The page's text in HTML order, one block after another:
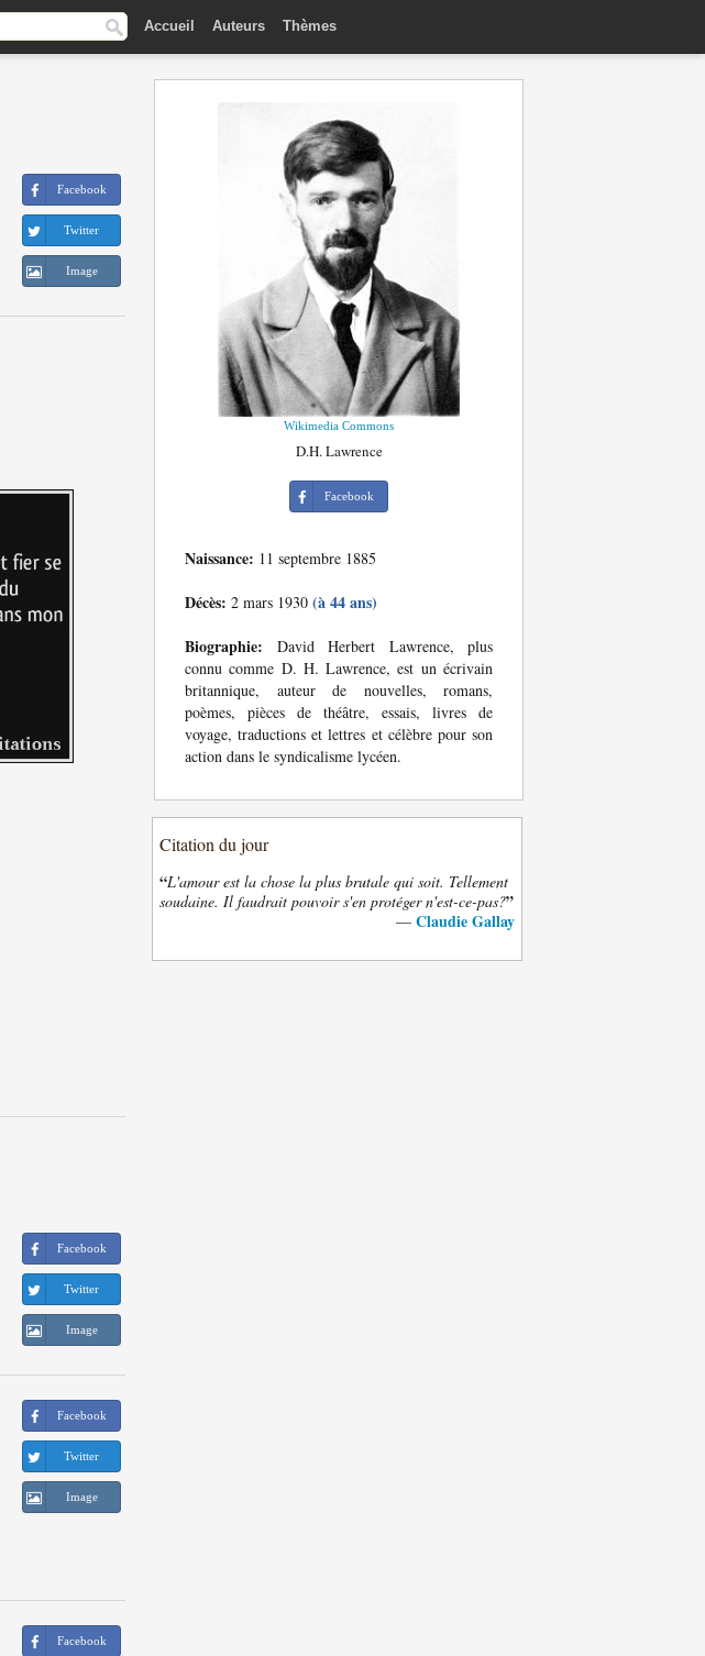
Accueil Auteurs Thèmes
Facebook
Twitter
Image
Facebook
Twitter
Image
Facebook
Twitter
Image
Facebook
Wikimedia Commons
D.H. Lawrence
Facebook
Naissance: 11 septembre 1885
Décès: 2 mars 1930 (à 44 ans)
Biographie: David Herbert Lawrence, plus
connu comme D. H. Lawrence, est un écrivain
britannique, auteur de nouvelles, romans,
poèmes, pièces de théâtre, essais, livres de
voyage, traductions et lettres et célèbre pour son
action dans le syndicalisme lycéen.
Citation du jour
“L'amour est la chose la plus brutale qui soit. Tellement
soudaine. Il faudrait pouvoir s'en protéger n'est-ce-pas?”
— Claudie Gallay